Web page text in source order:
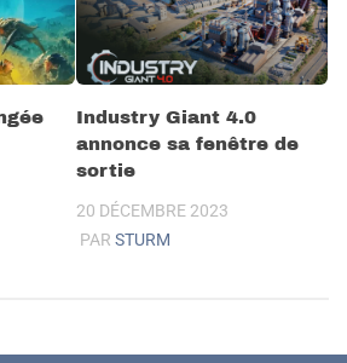
Industry Giant 4.0
annonce sa fenêtre de
sortie
20 DÉCEMBRE 2023
PAR STURM